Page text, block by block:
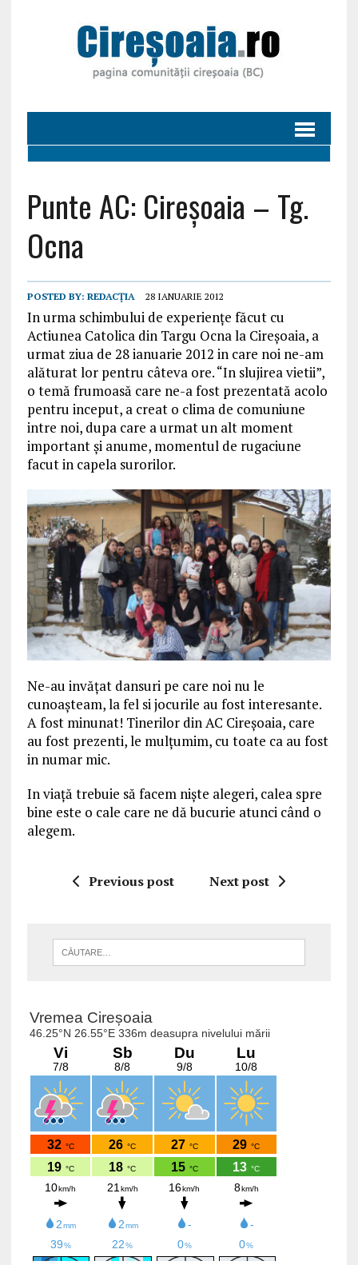
Punte AC: Cireșoaia – Tg.
Ocna
POSTED BY: REDACȚIA 28 IANUARIE 2012
In urma schimbului de experiențe făcut cu
Actiunea Catolica din Targu Ocna la Cireșoaia, a
urmat ziua de 28 ianuarie 2012 in care noi ne-am
alăturat lor pentru câteva ore. “In slujirea vietii”,
o temă frumoasă care ne-a fost prezentată acolo
pentru inceput, a creat o clima de comuniune
intre noi, dupa care a urmat un alt moment
important și anume, momentul de rugaciune
facut in capela surorilor.
Ne-au invățat dansuri pe care noi nu le
cunoașteam, la fel si jocurile au fost interesante.
A fost minunat! Tinerilor din AC Cireșoaia, care
au fost prezenti, le mulțumim, cu toate ca au fost
in numar mic.
In viață trebuie să facem niște alegeri, calea spre
bine este o cale care ne dă bucurie atunci când o
alegem.
Previous post Next post